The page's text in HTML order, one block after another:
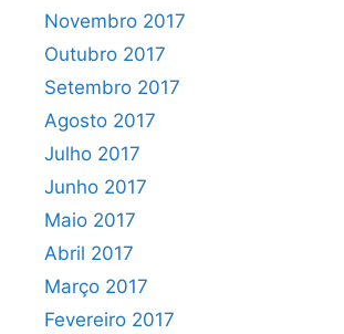
Novembro 2017
Outubro 2017
Setembro 2017
Agosto 2017
Julho 2017
Junho 2017
Maio 2017
Abril 2017
Março 2017
Fevereiro 2017